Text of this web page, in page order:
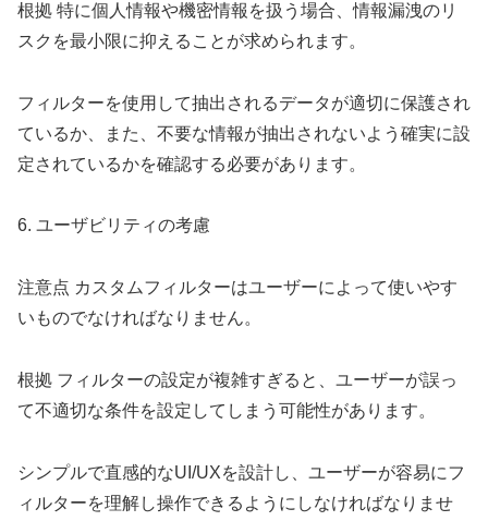
根拠 特に個人情報や機密情報を扱う場合、情報漏洩のリ
スクを最小限に抑えることが求められます。
フィルターを使用して抽出されるデータが適切に保護され
ているか、また、不要な情報が抽出されないよう確実に設
定されているかを確認する必要があります。
6. ユーザビリティの考慮
注意点 カスタムフィルターはユーザーによって使いやす
いものでなければなりません。
根拠 フィルターの設定が複雑すぎると、ユーザーが誤っ
て不適切な条件を設定してしまう可能性があります。
シンプルで直感的なUI/UXを設計し、ユーザーが容易にフ
ィルターを理解し操作できるようにしなければなりませ